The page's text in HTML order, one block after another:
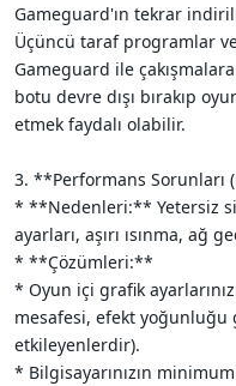
Gameguard'ın tekrar
Üçüncü taraf programlar
Gameguard ile
botu devre dışı bırakıp
etmek faydalı olabilir.
3. **Performans Sorunları
* **Nedenleri:** Yetersiz
ayarları, aşırı ısınma, ağ
* **Çözümleri:**
* Oyun içi grafik
mesafesi, efekt yoğunluğu
etkileyenlerdir).
* Bilgisayarınızın